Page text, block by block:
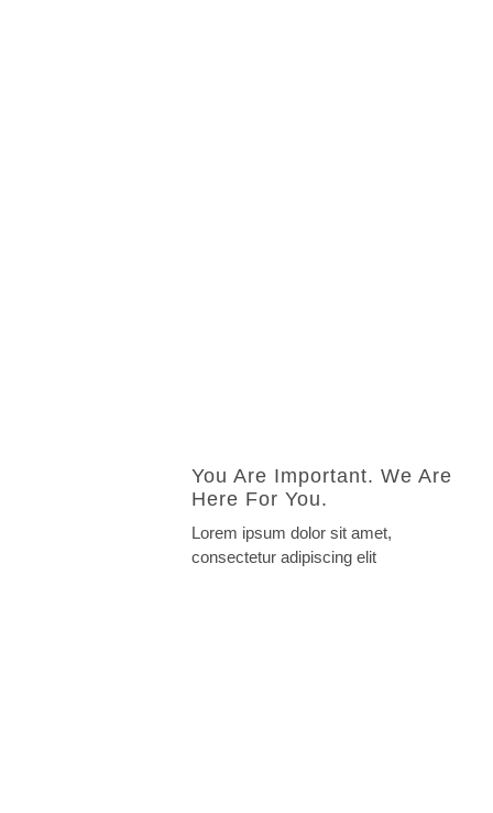
You Are Important. We Are
Here For You.
Lorem ipsum dolor sit amet,
consectetur adipiscing elit